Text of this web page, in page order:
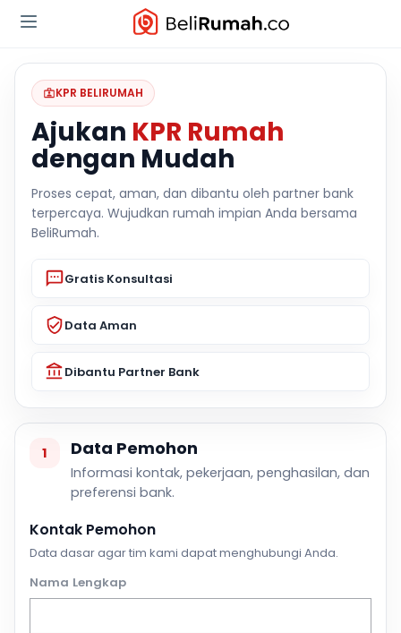
KPR BELIRUMAH
Ajukan KPR Rumah
dengan Mudah
Proses cepat, aman, dan dibantu oleh partner bank
terpercaya. Wujudkan rumah impian Anda bersama
BeliRumah.
Gratis Konsultasi
Data Aman
Dibantu Partner Bank
1 Data Pemohon
Informasi kontak, pekerjaan, penghasilan, dan
preferensi bank.
Kontak Pemohon
Data dasar agar tim kami dapat menghubungi Anda.
Nama Lengkap